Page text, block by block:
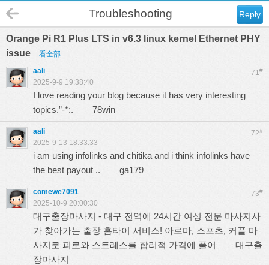
Reply
Troubleshooting
Orange Pi R1 Plus LTS in v6.3 linux kernel Ethernet PHY
issue
看全部
71#
aali
2025-9-9 19:38:40
I love reading your blog because it has very interesting
topics.”-*:. 78win
72#
aali
2025-9-13 18:33:33
i am using infolinks and chitika and i think infolinks have
the best payout .. ga179
73#
comewe7091
2025-10-9 20:00:30
대구출장마사지 - 대구 전역에 24시간 여성 전문 마사지사
가 찾아가는 출장 홈타이 서비스! 아로마, 스포츠, 커플 마
사지로 피로와 스트레스를 합리적 가격에 풀어 대구출
장마사지